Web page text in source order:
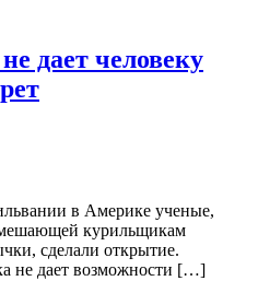
дает человеку
в Америке ученые,
курильщикам
сделали открытие.
не дает возможности […]